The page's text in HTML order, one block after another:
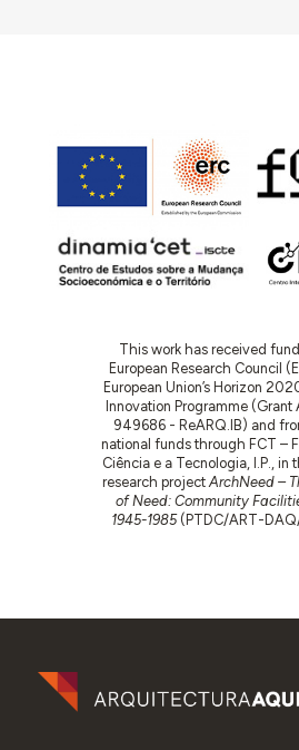
This work has received
European Research Council
European Union’s Horizon
Innovation Programme (Grant
949686 - ReARQ.IB) and
national funds through FCT –
Ciência e a Tecnologia, I.P., in
research projectArchNeed –
of Need: Community
1945-1985(PTDC/ART-